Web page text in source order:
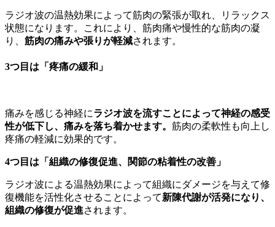
ラジオ波の温熱効果によって筋肉の緊張が取れ、リラックス
状態になります。これにより、筋肉痛や慢性的な筋肉の凝
り、 筋肉の痛みや張りが軽減されます。
3つ目は「疼痛の緩和」
痛みを感じる神経にラジオ波を流すことによって神経の感受
性が低下し、痛みを落ち着かせます。 筋肉の柔軟性も向上し
疼痛の軽減に効果的です。
4つ目は「組織の修復促進、関節の粘着性の改善」
ラジオ波による温熱効果によって組織にダメージを与えて修
復機能を活性化させることによって新陳代謝が活発になり、
組織の修復が促進されます。